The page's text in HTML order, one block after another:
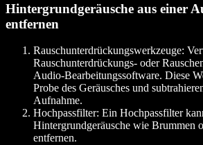
Hintergrundgeräusche aus einer
entfernen
Rauschunterdrückungswerkzeuge:
Rauschunterdrückungs- oder
Audio-Bearbeitungssoftware. Diese
Probe des Geräusches und
Aufnahme.
Hochpassfilter: Ein Hochpassfilter
Hintergrundgeräusche wie Brummen
entfernen.